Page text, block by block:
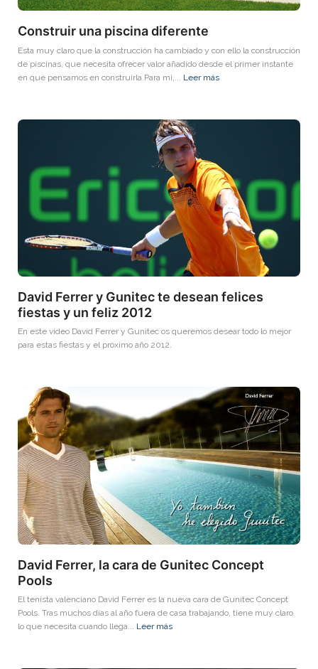
Construir una piscina diferente
Esta muy claro que la construcción ha cambiado y con ello la construcción
de piscinas, que necesita ofrecer valor añadido desde el primer instante
en que pensamos en construirla.Para mi,... Leer más
David Ferrer y Gunitec te desean felices
fiestas y un feliz 2012
En este video David Ferrer y Gunitec os queremos desear todo lo mejor
para estas fiestas y el próximo año 2012.
David Ferrer, la cara de Gunitec Concept
Pools
El tenista valenciano David Ferrer es la nueva cara de Gunitec Concept
Pools. Tras muchos días al año fuera de casa trabajando, tiene muy claro
lo que necesita cuando llega... Leer más